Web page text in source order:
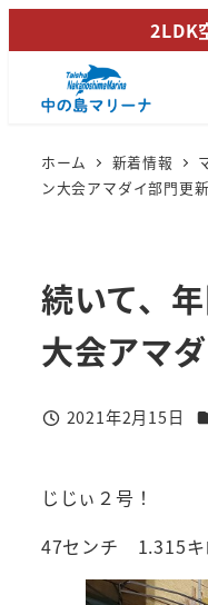
イ
2LDK
ホーム 新着情報
ン大会アマダイ部門更新
続いて、
大会アマ
投稿日
2021年2月15日
じじぃ２号！
47センチ 1.315キ